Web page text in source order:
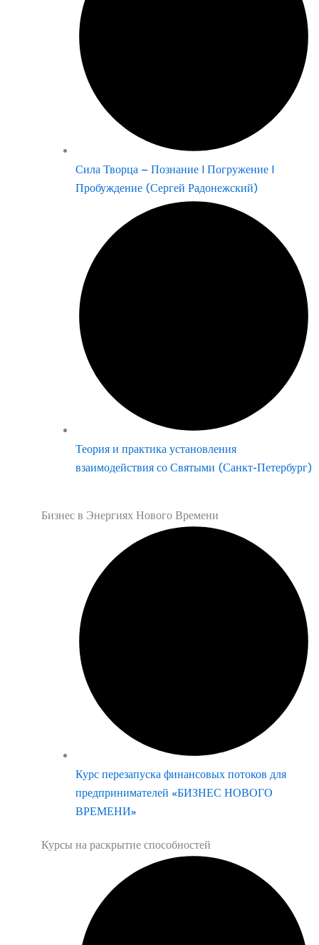
Сила Творца – Познание | Погружение |
Пробуждение (Сергей Радонежский)
Теория и практика установления
взаимодействия со Святыми (Санкт-Петербург)
Бизнес в Энергиях Нового Времени
Курс перезапуска финансовых потоков для
предпринимателей «БИЗНЕС НОВОГО
ВРЕМЕНИ»
Курсы на раскрытие способностей